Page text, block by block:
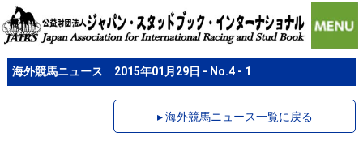
海外競馬ニュース 2015年01月29日 - No.4 - 1
▸ 海外競馬ニュース一覧に戻る